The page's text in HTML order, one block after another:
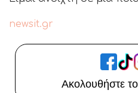
newsit.gr
Ακολουθήστε το